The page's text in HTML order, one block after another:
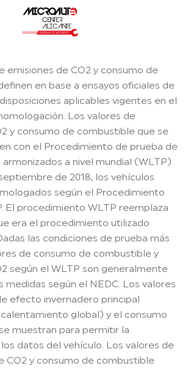
emisiones de CO2 y consumo de
en base a ensayos oficiales de
aplicables vigentes en el
Los valores de
y consumo de combustible que se
con el Procedimiento de prueba de
a nivel mundial (WLTP).
de 2018, los vehículos
según el Procedimiento
El procedimiento WLTP reemplaza
era el procedimiento utilizado
las condiciones de prueba más
de consumo de combustible y
según el WLTP son generalmente
medidas según el NEDC. Los valores
efecto invernadero principal
global) y el consumo
muestran para permitir la
datos del vehículo. Los valores de
CO2 y consumo de combustible